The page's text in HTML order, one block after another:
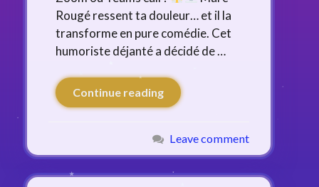
Rougé ressent ta douleur… et il la
transforme en pure comédie. Cet
humoriste déjanté a décidé de …
Continue reading
Leave comment